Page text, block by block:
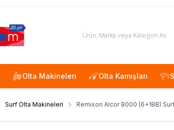
Olta Makineleri Olta Kamışları
Surf Olta Makineleri Remixon Alcor 8000 (6+1BB)